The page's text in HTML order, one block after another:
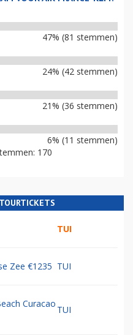
47% (81 stemmen)
24% (42 stemmen)
21% (36 stemmen)
6% (11 stemmen)
170
TUI
Zee €1235 TUI
Curacao
TUI